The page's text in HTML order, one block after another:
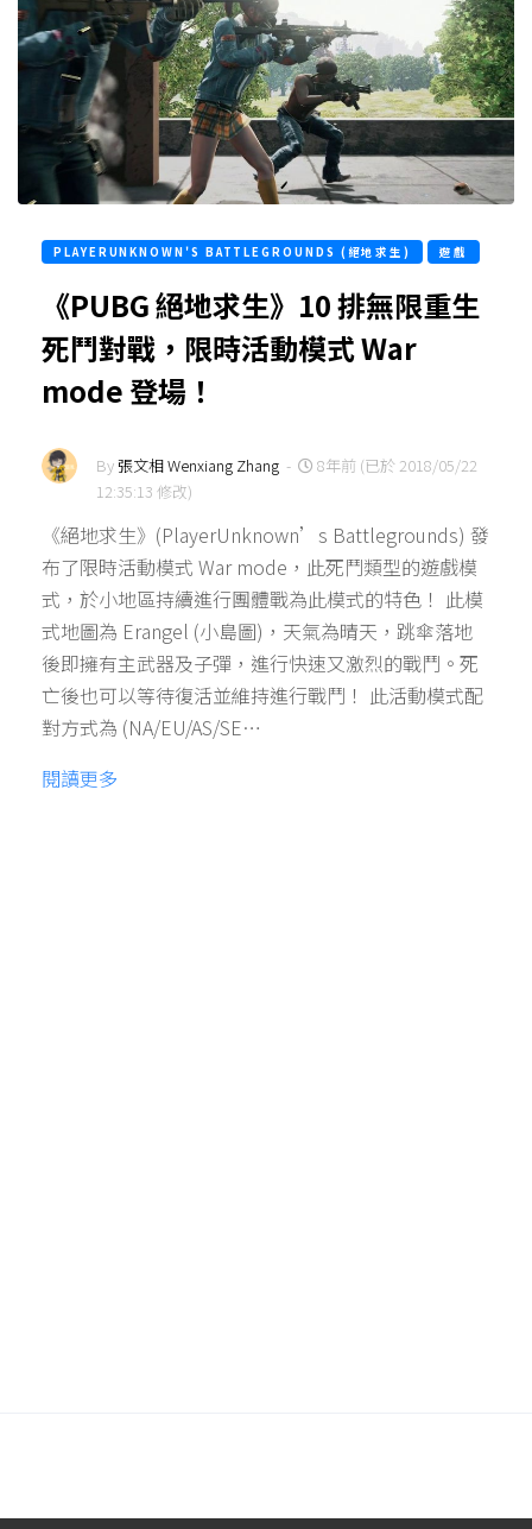
PLAYERUNKNOWN'S BATTLEGROUNDS (絕地求生) 遊戲
《PUBG 絕地求生》10 排無限重生
死鬥對戰，限時活動模式 War
mode 登場！
By張文相 Wenxiang Zhang -
8年前 (已於 2018/05/22
12:35:13 修改)
《絕地求生》(PlayerUnknown’s Battlegrounds) 發
布了限時活動模式 War mode，此死鬥類型的遊戲模
式，於小地區持續進行團體戰為此模式的特色！ 此模
式地圖為 Erangel (小島圖)，天氣為晴天，跳傘落地
後即擁有主武器及子彈，進行快速又激烈的戰鬥。死
亡後也可以等待復活並維持進行戰鬥！ 此活動模式配
對方式為 (NA/EU/AS/SE…
閱讀更多